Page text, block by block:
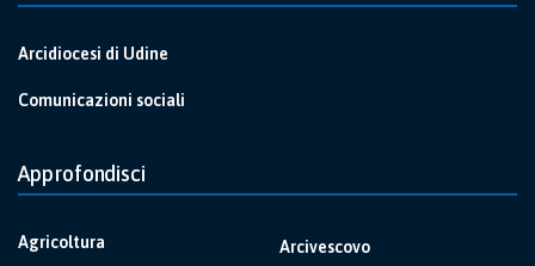
Arcidiocesi di Udine
Comunicazioni sociali
Approfondisci
Agricoltura Arcivescovo